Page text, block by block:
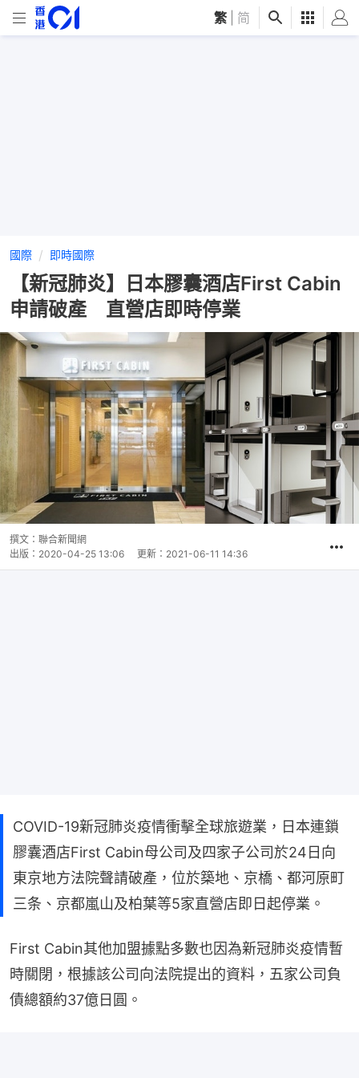
繁 简
國際 即時國際
【新冠肺炎】日本膠囊酒店First Cabin
申請破產 直營店即時停業
撰文： 聯合新聞網
出版： 2020-04-25 13:06 更新： 2021-06-11 14:36
COVID-19新冠肺炎疫情衝擊全球旅遊業，日本連鎖
膠囊酒店First Cabin母公司及四家子公司於24日向
東京地方法院聲請破產，位於築地、京橋、都河原町
三条、京都嵐山及柏葉等5家直營店即日起停業。
First Cabin其他加盟據點多數也因為新冠肺炎疫情暫
時關閉，根據該公司向法院提出的資料，五家公司負
債總額約37億日圓。